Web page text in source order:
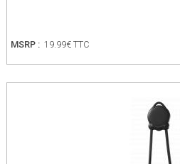
MSRP : 19.99€ TTC